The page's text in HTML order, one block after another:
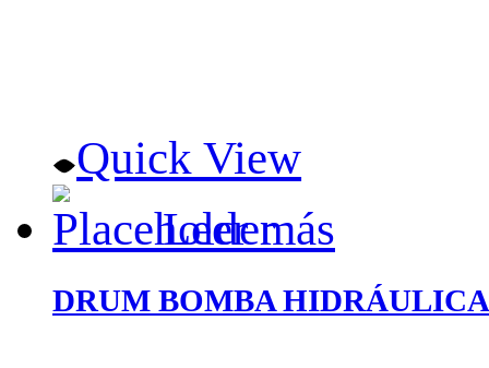
Quick View
Leer más
DRUM BOMBA